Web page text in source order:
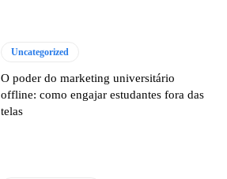
Uncategorized
O poder do marketing universitário
offline: como engajar estudantes fora das
telas